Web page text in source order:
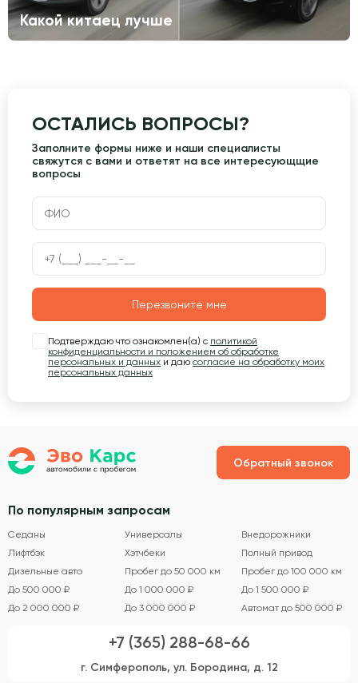
Какой китаец лучше
ОСТАЛИСЬ ВОПРОСЫ?
Заполните формы ниже и наши специалисты
свяжутся с вами и ответят на все интересующщие
вопросы
Перезвоните мне
Подтверждаю что ознакомлен(а) с политикой
конфиденциальности и положением об обработке
персональных и данных и даю согласие на обработку моих
персональных данных
Обратный звонок
По популярным запросам
Седаны Универсалы
Внедорожники
Лифтбэк
Хэтчбеки
Полный привод
Дизельные авто
Пробег до 50 000 км
Пробег до 100 000 км
До 500 000 ₽
До 1 000 000 ₽
До 1 500 000 ₽
До 2 000 000 ₽
До 3 000 000 ₽ Автомат до 500 000 ₽
+7 (365) 288-68-66
г. Симферополь, ул. Бородина, д. 12